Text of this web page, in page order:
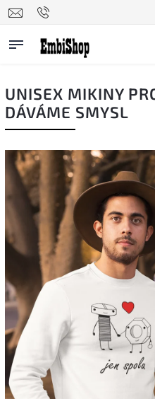
UNISEX MIKINY
DÁVÁME SMYSL